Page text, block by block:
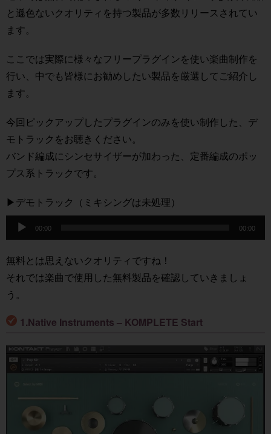
と遜色ないクオリティを持つ製品が多数リリースされてい
ます。
ここでは実際に様々なフリープラグインを使い楽曲制作を
行い、中でも皆様にお勧めしたい製品を厳選してご紹介し
ます。
今回ピックアップしたプラグインのみを使い制作した、デ
モトラックをお聴きください。
バンド編成にシンセサイザーが加わった、定番編成のポッ
プス系トラックです。
▶デモトラック（ミキシングは未処理）
音
レ
ー
ヤ
ー
00:00 00:00
無料とは思えないクオリティですね！
それでは楽曲で使用した無料製品を確認していきましょ
う。
1.Native Instruments – KOMPLETE Start